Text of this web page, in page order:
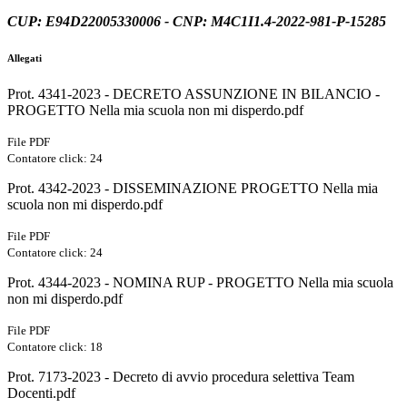
CUP: E94D22005330006 - CNP: M4C1I1.4-2022-981-P-15285
Allegati
Prot. 4341-2023 - DECRETO ASSUNZIONE IN BILANCIO -
PROGETTO Nella mia scuola non mi disperdo.pdf
File PDF
Contatore click: 24
Prot. 4342-2023 - DISSEMINAZIONE PROGETTO Nella mia
scuola non mi disperdo.pdf
File PDF
Contatore click: 24
Prot. 4344-2023 - NOMINA RUP - PROGETTO Nella mia scuola
non mi disperdo.pdf
File PDF
Contatore click: 18
Prot. 7173-2023 - Decreto di avvio procedura selettiva Team
Docenti.pdf